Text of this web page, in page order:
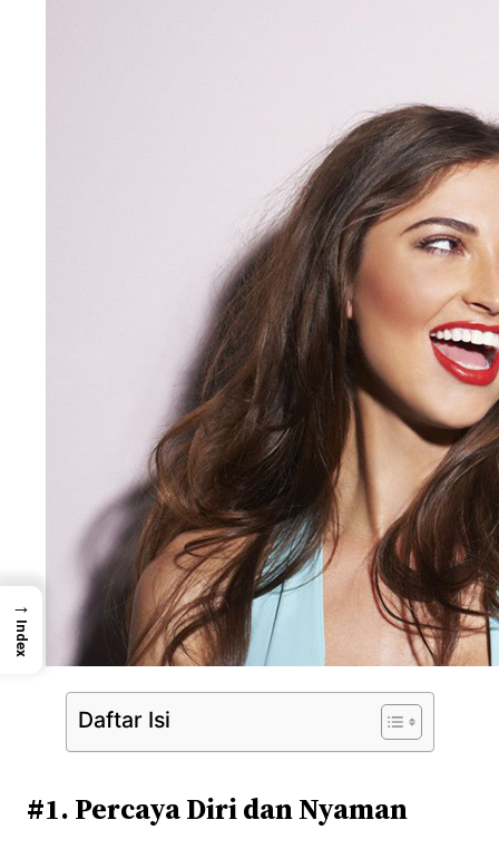
Daftar Isi
#1. Percaya Diri dan Nyaman
→
Index